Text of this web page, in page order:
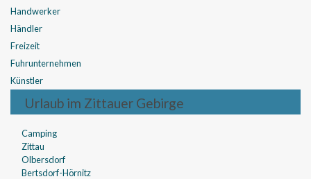
Handwerker
Händler
Freizeit
Fuhrunternehmen
Künstler
Urlaub im Zittauer Gebirge
Camping
Zittau
Olbersdorf
Bertsdorf-Hörnitz